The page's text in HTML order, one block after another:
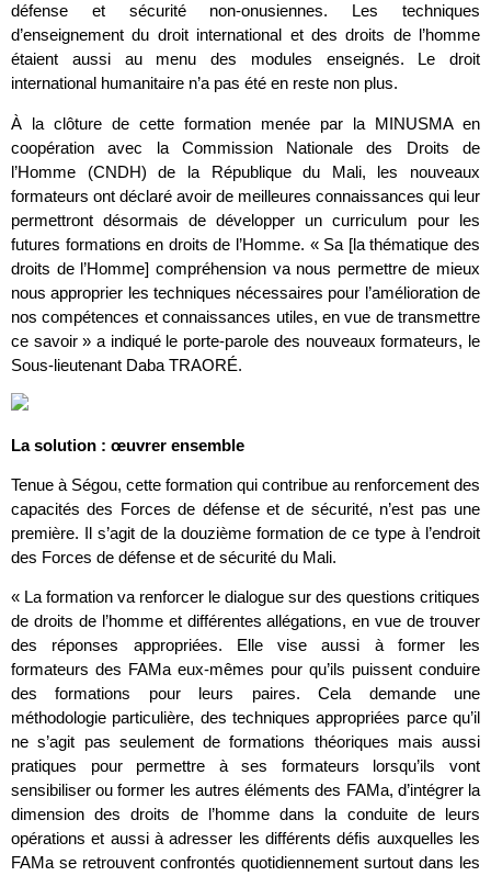
défense et sécurité non-onusiennes. Les techniques
d’enseignement du droit international et des droits de l’homme
étaient aussi au menu des modules enseignés. Le droit
international humanitaire n’a pas été en reste non plus.
À la clôture de cette formation menée par la MINUSMA en
coopération avec la Commission Nationale des Droits de
l’Homme (CNDH) de la République du Mali, les nouveaux
formateurs ont déclaré avoir de meilleures connaissances qui leur
permettront désormais de développer un curriculum pour les
futures formations en droits de l’Homme. « Sa [la thématique des
droits de l’Homme] compréhension va nous permettre de mieux
nous approprier les techniques nécessaires pour l’amélioration de
nos compétences et connaissances utiles, en vue de transmettre
ce savoir » a indiqué le porte-parole des nouveaux formateurs, le
Sous-lieutenant Daba TRAORÉ.
La solution : œuvrer ensemble
Tenue à Ségou, cette formation qui contribue au renforcement des
capacités des Forces de défense et de sécurité, n’est pas une
première. Il s’agit de la douzième formation de ce type à l’endroit
des Forces de défense et de sécurité du Mali.
« La formation va renforcer le dialogue sur des questions critiques
de droits de l’homme et différentes allégations, en vue de trouver
des réponses appropriées. Elle vise aussi à former les
formateurs des FAMa eux-mêmes pour qu’ils puissent conduire
des formations pour leurs paires. Cela demande une
méthodologie particulière, des techniques appropriées parce qu’il
ne s’agit pas seulement de formations théoriques mais aussi
pratiques pour permettre à ses formateurs lorsqu’ils vont
sensibiliser ou former les autres éléments des FAMa, d’intégrer la
dimension des droits de l’homme dans la conduite de leurs
opérations et aussi à adresser les différents défis auxquelles les
FAMa se retrouvent confrontés quotidiennement surtout dans les